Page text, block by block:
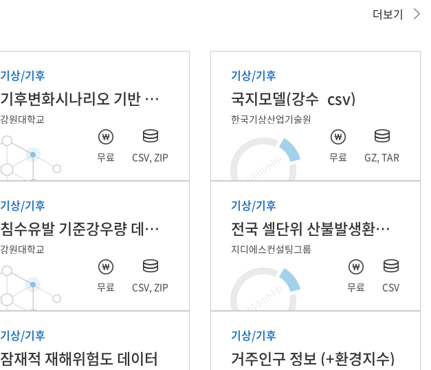
더보기
기상/기후
기후변화시나리오 기반 일강수량, 일기온 데이터
강원대학교
무료 CSV, ZIP
기상/기후
국지모델(강수_csv)
한국기상산업기술원
무료 GZ, TAR
기상/기후
침수유발 기준강우량 데이터
강원대학교
무료 CSV, ZIP
기상/기후
전국 셀단위 산불발생환경지수 및 발생정보
지디에스컨설팅그룹
무료 CSV
기상/기후
잠재적 재해위험도 데이터
기상/기후
거주인구 정보 (+환경지수)